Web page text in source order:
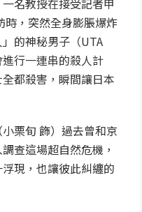
名教授在接受記者甲
時，突然全身膨脹爆炸
的神秘男子（UTA
行一連串的殺人計
都殺害，瞬間讓日本
栗旬 飾）過去曾和京
查這場超自然危機，
現，也讓彼此糾纏的